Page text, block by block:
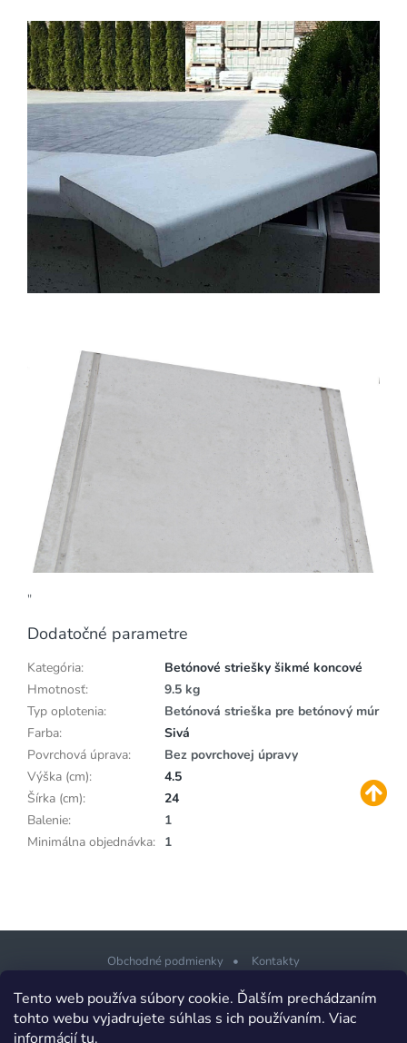
Tento web používa súbory cookie. Ďalším prechádzaním
tohto webu vyjadrujete súhlas s ich používaním. Viac
informáciítu.
"
Dodatočné parametre
Kategória:
Betónové striešky šikmé koncové
Hmotnosť:
9.5 kg
Typ oplotenia:
Betónová strieška pre betónový múr
Farba:
Sivá
Povrchová úprava:
Bez povrchovej úpravy
Výška (cm):
4.5
Šírka (cm):
24
Balenie:
1
Minimálna objednávka: 1
Obchodné podmienky Kontakty